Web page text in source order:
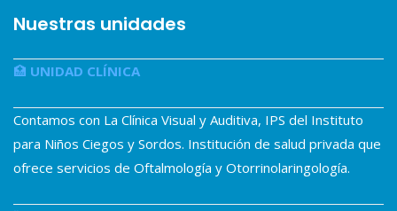
Nuestras unidades
🏥 UNIDAD CLÍNICA
Contamos con La Clínica Visual y Auditiva, IPS del Instituto
para Niños Ciegos y Sordos. Institución de salud privada que
ofrece servicios de Oftalmología y Otorrinolaringología.